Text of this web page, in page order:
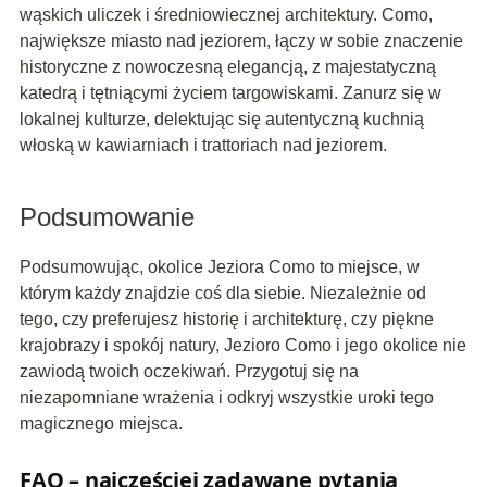
wąskich uliczek i średniowiecznej architektury. Como,
największe miasto nad jeziorem, łączy w sobie znaczenie
historyczne z nowoczesną elegancją, z majestatyczną
katedrą i tętniącymi życiem targowiskami. Zanurz się w
lokalnej kulturze, delektując się autentyczną kuchnią
włoską w kawiarniach i trattoriach nad jeziorem.
Podsumowanie
Podsumowując, okolice Jeziora Como to miejsce, w
którym każdy znajdzie coś dla siebie. Niezależnie od
tego, czy preferujesz historię i architekturę, czy piękne
krajobrazy i spokój natury, Jezioro Como i jego okolice nie
zawiodą twoich oczekiwań. Przygotuj się na
niezapomniane wrażenia i odkryj wszystkie uroki tego
magicznego miejsca.
FAQ – najczęściej zadawane pytania